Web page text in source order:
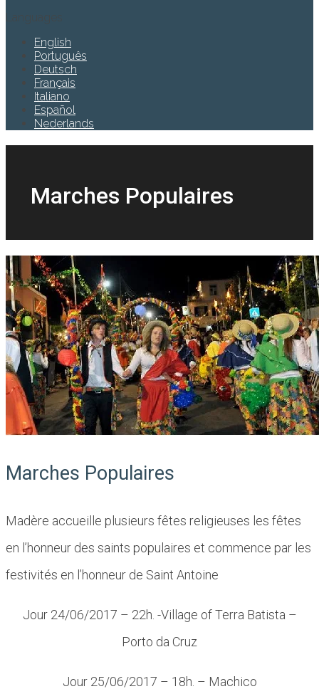
English
Português
Deutsch
Français
Italiano
Español
Nederlands
Marches Populaires
Marches Populaires
Madère accueille plusieurs fêtes religieuses les fêtes
en l’honneur des saints populaires et commence par les
festivités en l’honneur de Saint Antoine
Jour 24/06/2017 – 22h. -Village of Terra Batista –
Porto da Cruz
Jour 25/06/2017 – 18h. – Machico